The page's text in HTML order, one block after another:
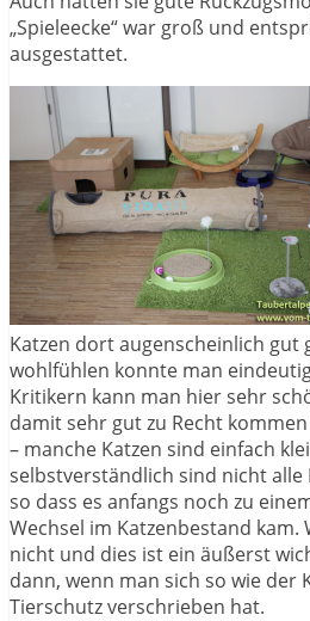
„Spieleecke“ war groß und
ausgestattet.
Katzen dort augenscheinlich gut
wohlfühlen konnte man
Kritikern kann man hier sehr
damit sehr gut zu Recht
– manche Katzen sind einfach
selbstverständlich sind nicht alle
so dass es anfangs noch zu
Wechsel im Katzenbestand kam.
nicht und dies ist ein äußerst
dann, wenn man sich so wie der
Tierschutz verschrieben hat.